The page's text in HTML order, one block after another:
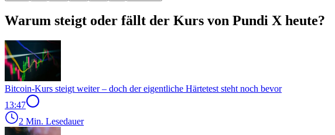
Warum steigt oder fällt der Kurs von Pundi X heute?
Bitcoin-Kurs steigt weiter – doch der eigentliche Härtetest steht noch bevor
13:47
2 Min. Lesedauer